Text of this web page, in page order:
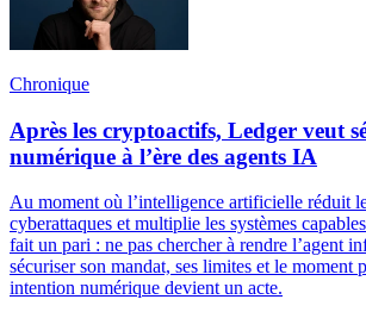
Chronique
Après les cryptoactifs, Ledger veut
numérique à l’ère des agents IA
Au moment où l’intelligence artificielle réduit
cyberattaques et multiplie les systèmes
fait un pari : ne pas chercher à rendre l’agent
sécuriser son mandat, ses limites et le moment
intention numérique devient un acte.